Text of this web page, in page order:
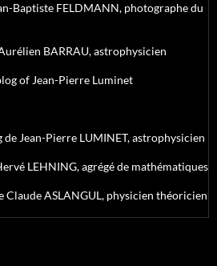
Baptiste FELDMANN, photographe du
BARRAU, astrophysicien
of Jean-Pierre Luminet
de Jean-Pierre LUMINET, astrophysicien
LEHNING, agrégé de mathématiques
Claude ASLANGUL, physicien théoricien